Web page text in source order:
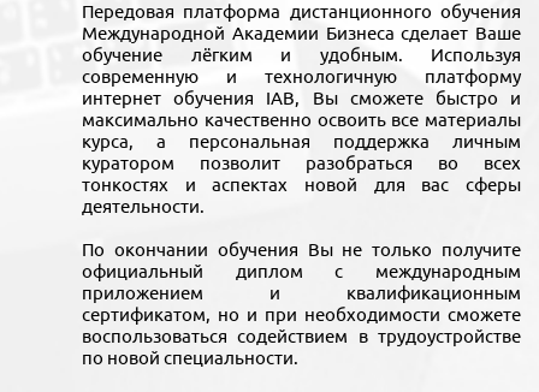
Передовая платформа дистанционного обучения
Международной Академии Бизнеса сделает Ваше
обучение лёгким и удобным. Используя
современную и технологичную платформу
интернет обучения IAB, Вы сможете быстро и
максимально качественно освоить все материалы
курса, а персональная поддержка личным
куратором позволит разобраться во всех
тонкостях и аспектах новой для вас сферы
деятельности.
По окончании обучения Вы не только получите
официальный диплом с международным
приложением и квалификационным
сертификатом, но и при необходимости сможете
воспользоваться содействием в трудоустройстве
по новой специальности.